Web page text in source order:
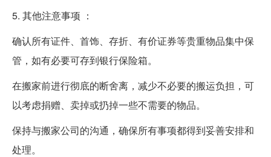
5. 其他注意事项 ：
确认所有证件、首饰、存折、有价证券等贵重物品集中保
管，如有必要可存到银行保险箱。
在搬家前进行彻底的断舍离，减少不必要的搬运负担，可
以考虑捐赠、卖掉或扔掉一些不需要的物品。
保持与搬家公司的沟通，确保所有事项都得到妥善安排和
处理。